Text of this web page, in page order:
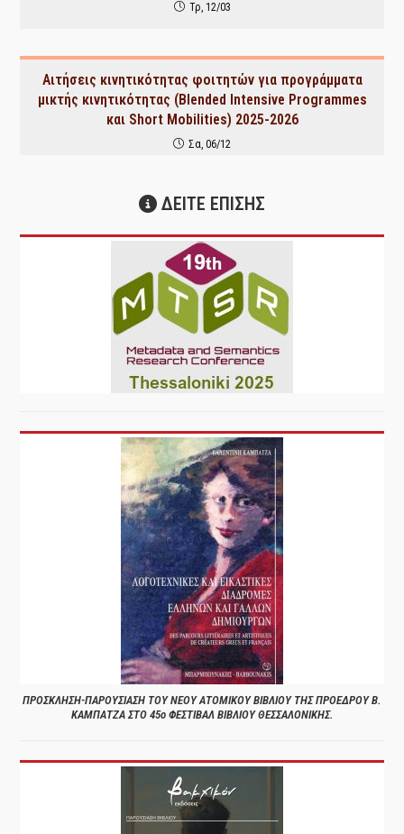
Τρ, 12/03
Αιτήσεις κινητικότητας φοιτητών για προγράμματα
μικτής κινητικότητας (Blended Intensive Programmes
και Short Mobilities) 2025-2026
Σα, 06/12
ΔΕΙΤΕ ΕΠΙΣΗΣ
ΠΡΟΣΚΛΗΣΗ-ΠΑΡΟΥΣΙΑΣΗ ΤΟΥ ΝΕΟΥ ΑΤΟΜΙΚΟΥ ΒΙΒΛΙΟΥ ΤΗΣ ΠΡΟΕΔΡΟΥ Β.
ΚΑΜΠΑΤΖΑ ΣΤΟ 45ο ΦΕΣΤΙΒΑΛ ΒΙΒΛΙΟΥ ΘΕΣΣΑΛΟΝΙΚΗΣ.